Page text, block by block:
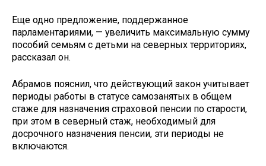
Еще одно предложение, поддержанное
парламентариями, — увеличить максимальную сумму
пособий семьям с детьми на северных территориях,
рассказал он.
Абрамов пояснил, что действующий закон учитывает
периоды работы в статусе самозанятых в общем
стаже для назначения страховой пенсии по старости,
при этом в северный стаж, необходимый для
досрочного назначения пенсии, эти периоды не
включаются.